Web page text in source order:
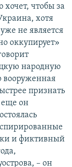
чтобы за
хотя
не является
оккупирует»
народную
вооруженная
признать
еще он
и фиктивный
– он